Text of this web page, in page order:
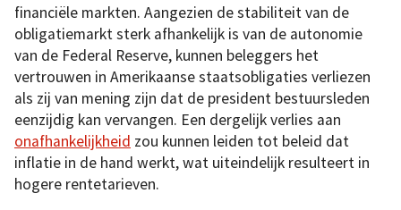
financiële markten. Aangezien de stabiliteit van de
obligatiemarkt sterk afhankelijk is van de autonomie
van de Federal Reserve, kunnen beleggers het
vertrouwen in Amerikaanse staatsobligaties verliezen
als zij van mening zijn dat de president bestuursleden
eenzijdig kan vervangen. Een dergelijk verlies aan
onafhankelijkheid zou kunnen leiden tot beleid dat
inflatie in de hand werkt, wat uiteindelijk resulteert in
hogere rentetarieven.